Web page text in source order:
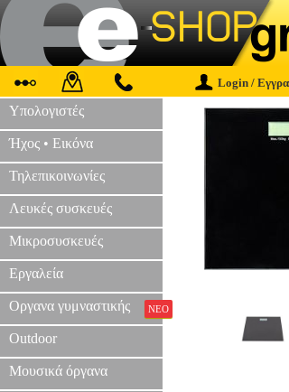
Login /
Υπολογιστές
Ήχος • Εικόνα
Τηλεπικοινωνίες
Λευκές συσκευές
Μικροσυσκευές
Εργαλεία
Οργανα γυμναστικής ΝΕΟ
Outdoor
Μουσικά όργανα